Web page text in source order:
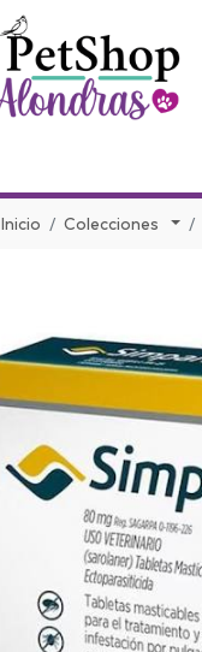
Inicio Colecciones